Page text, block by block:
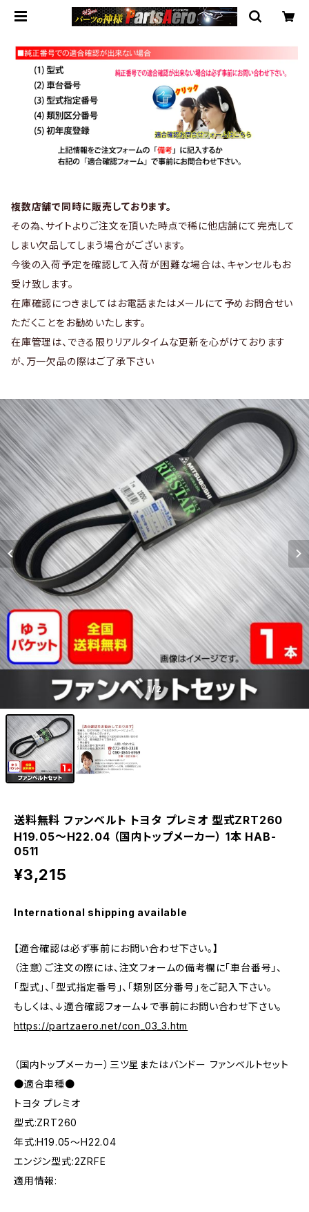
複数店舗で同時に販売しております。
その為、サイトよりご注文を頂いた時点で稀に他店舗にて完売して
しまい欠品してしまう場合がございます。
今後の入荷予定を確認して入荷が困難な場合は、キャンセルもお
受け致します。
在庫確認につきましてはお電話またはメールにて予めお問合せい
ただくことをお勧めいたします。
在庫管理は、できる限りリアルタイムな更新を心がけております
が、万一欠品の際はご了承下さい
1/2
送料無料 ファンベルト トヨタ プレミオ 型式ZRT260
H19.05～H22.04 （国内トップメーカー） 1本 HAB-
0511
¥3,215
International shipping available
【適合確認は必ず事前にお問い合わせ下さい。】
（注意）ご注文の際には、注文フォームの備考欄に「車台番号」、
「型式」、「型式指定番号」、「類別区分番号」をご記入下さい。
もしくは、↓適合確認フォーム↓で事前にお問い合わせ下さい。
https://partzaero.net/con_03_3.htm
（国内トップメーカー）三ツ星またはバンドー ファンベルトセット
●適合車種●
トヨタ プレミオ
型式:ZRT260
年式:H19.05～H22.04
エンジン型式:2ZRFE
適用情報: